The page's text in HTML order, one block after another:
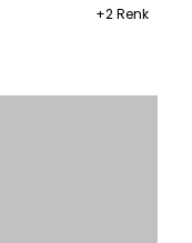
+2 Renk